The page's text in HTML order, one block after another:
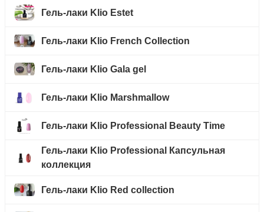
Гель-лаки Klio Estet
Гель-лаки Klio French Collection
Гель-лаки Klio Gala gel
Гель-лаки Klio Marshmallow
Гель-лаки Klio Professional Beauty Time
Гель-лаки Klio Professional Капсульная
коллекция
Гель-лаки Klio Red collection